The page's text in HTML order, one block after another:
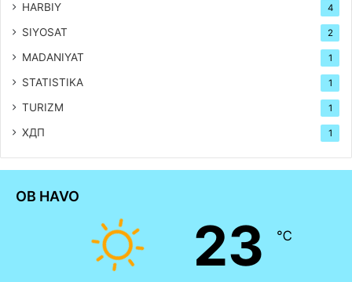
HARBIY 4
SIYOSAT 2
MADANIYAT 1
STATISTIKA 1
TURIZM 1
ХДП 1
OB HAVO
23 ℃